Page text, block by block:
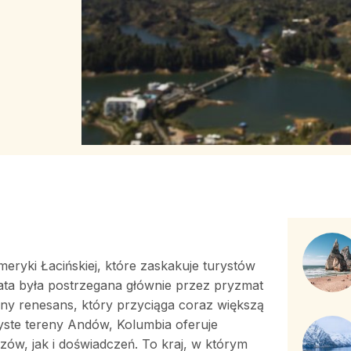
Łacińskiej, które zaskakuje turystów
była postrzegana głównie przez pryzmat
renesans, który przyciąga coraz większą
tereny Andów, Kolumbia oferuje
jak i doświadczeń. To kraj, w którym